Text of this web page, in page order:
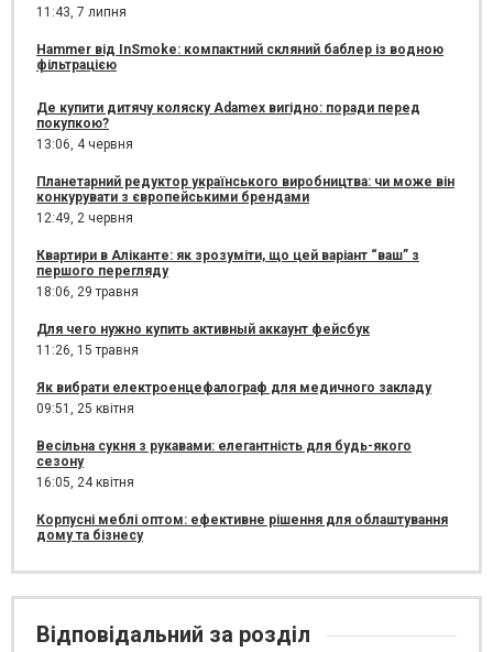
11:43, 7 липня
Hammer від InSmoke: компактний скляний баблер із водною
фільтрацією
Де купити дитячу коляску Adamex вигідно: поради перед
покупкою?
13:06, 4 червня
Планетарний редуктор українського виробництва: чи може він
конкурувати з європейськими брендами
12:49, 2 червня
Квартири в Аліканте: як зрозуміти, що цей варіант “ваш” з
першого перегляду
18:06, 29 травня
Для чего нужно купить активный аккаунт фейсбук
11:26, 15 травня
Як вибрати електроенцефалограф для медичного закладу
09:51, 25 квітня
Весільна сукня з рукавами: елегантність для будь-якого
сезону
16:05, 24 квітня
Корпусні меблі оптом: ефективне рішення для облаштування
дому та бізнесу
Відповідальний за розділ